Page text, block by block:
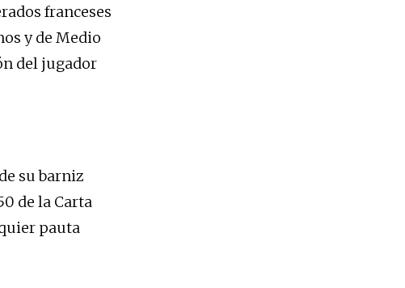
franceses
y de Medio
del jugador
su barniz
de la Carta
pauta